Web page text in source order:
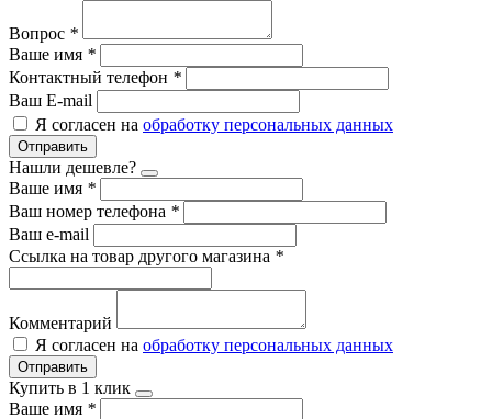
Вопрос *
Ваше имя *
Контактный телефон *
Ваш E-mail
Я согласен на обработку персональных данных
Отправить
Нашли дешевле?
Ваше имя *
Ваш номер телефона *
Ваш e-mail
Ссылка на товар другого магазина *
Комментарий
Я согласен на обработку персональных данных
Отправить
Купить в 1 клик
Ваше имя *